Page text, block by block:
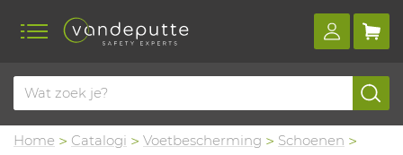
Home Catalogi Voetbescherming
Schoenen